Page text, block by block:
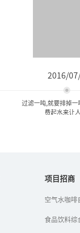
2016/
过滤一吨,就要排掉
费起水来让
如今，市民越来
人越来越多。就
项目招商
空气水咖啡
食品饮料综